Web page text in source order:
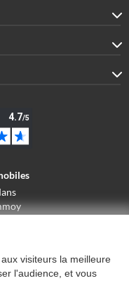
visiteurs la meilleure
l'audience, et vous